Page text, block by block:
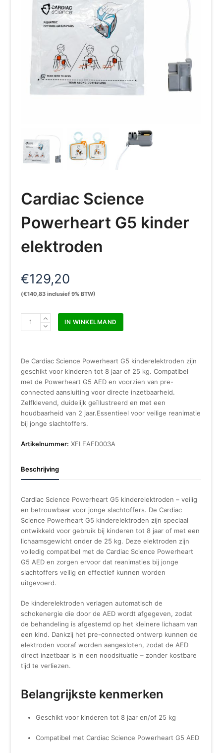
Cardiac Science
Powerheart G5 kinder
elektroden
€129,20
(€140,83 inclusief 9% BTW)
Science
kinder
elektroden
aantal
IN WINKELMAND
De Cardiac Science Powerheart G5 kinderelektroden zijn
geschikt voor kinderen tot 8 jaar of 25 kg. Compatibel
met de Powerheart G5 AED en voorzien van pre-
connected aansluiting voor directe inzetbaarheid.
Zelfklevend, duidelijk geïllustreerd en met een
houdbaarheid van 2 jaar.Essentieel voor veilige reanimatie
bij jonge slachtoffers.
Artikelnummer: XELEAED003A
Beschrijving
Cardiac Science Powerheart G5 kinderelektroden – veilig
en betrouwbaar voor jonge slachtoffers. De Cardiac
Science Powerheart G5 kinderelektroden zijn speciaal
ontwikkeld voor gebruik bij kinderen tot 8 jaar of met een
lichaamsgewicht onder de 25 kg. Deze elektroden zijn
volledig compatibel met de Cardiac Science Powerheart
G5 AED en zorgen ervoor dat reanimaties bij jonge
slachtoffers veilig en effectief kunnen worden
uitgevoerd.
De kinderelektroden verlagen automatisch de
schokenergie die door de AED wordt afgegeven, zodat
de behandeling is afgestemd op het kleinere lichaam van
een kind. Dankzij het pre-connected ontwerp kunnen de
elektroden vooraf worden aangesloten, zodat de AED
direct inzetbaar is in een noodsituatie – zonder kostbare
tijd te verliezen.
Belangrijkste kenmerken
Geschikt voor kinderen tot 8 jaar en/of 25 kg
Compatibel met Cardiac Science Powerheart G5 AED